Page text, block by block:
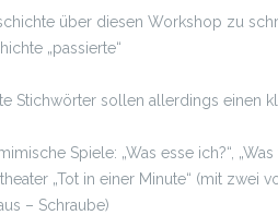
über diesen Workshop zu
„passierte“
Stichwörter sollen allerdings einen
Spiele: „Was esse ich?“,
„Tot in einer Minute“ (mit zwei
– Schraube)